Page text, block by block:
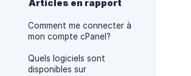
Articles en rapport
Comment me connecter à
mon compte cPanel?
Quels logiciels sont
disponibles sur